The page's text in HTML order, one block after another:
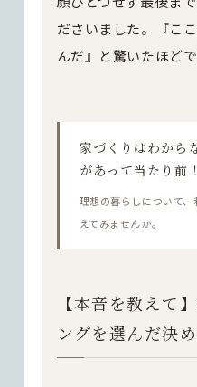
ださいました。『こ
んだ』と驚いたほどで
家づくりはわから
があって当たり前！
理想の暮らしについて
えてみませんか。
【本音を教えて
ングを選んだ決